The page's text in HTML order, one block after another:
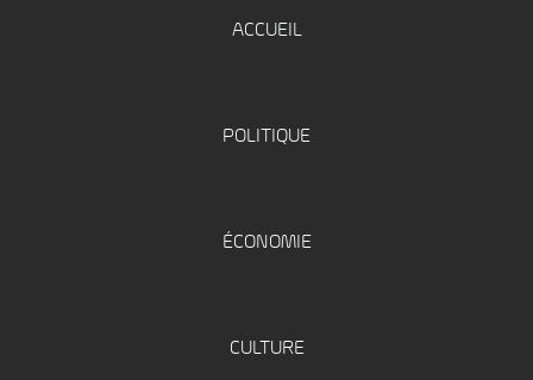
ACCUEIL
POLITIQUE
ÉCONOMIE
CULTURE